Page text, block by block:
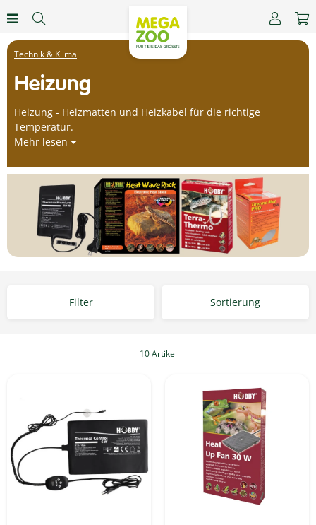
Technik & Klima
Heizung
Heizung - Heizmatten und Heizkabel für die richtige
Temperatur.
Mehr lesen
Filter Sortierung
10 Artikel